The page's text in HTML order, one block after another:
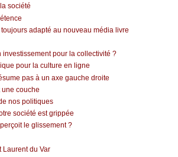
société
adapté au nouveau média livre
investissement pour la collectivité ?
pour la culture en ligne
pas à un axe gauche droite
une couche
nos politiques
société est grippée
le glissement ?
Laurent du Var